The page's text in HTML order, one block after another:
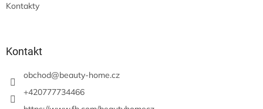
Kontakty
Kontakt
obchod@beauty-home.cz
+420777734466